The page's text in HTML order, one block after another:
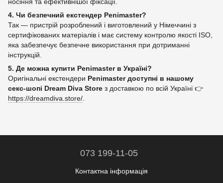
4. Чи безпечний екстендер Penimaster?
Так — пристрій розроблений і виготовлений у Німеччині з
сертифікованих матеріалів і має систему контролю якості ISO,
яка забезпечує безпечне використання при дотриманні
інструкцій.
5. Де можна купити Penimaster в Україні?
Оригінальні екстендери Penimaster доступні в нашому
секс‑шопі Dream Diva Store з доставкою по всій Україні 👉
https://dreamdiva.store/
073 199-11-05
Контактна інформація